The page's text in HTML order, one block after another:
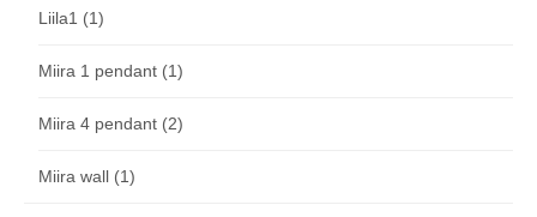
Liila1 (1)
Miira 1 pendant (1)
Miira 4 pendant (2)
Miira wall (1)